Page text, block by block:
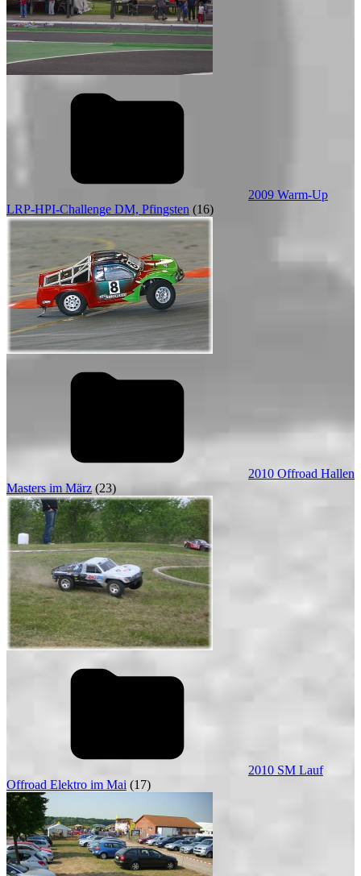
2009 Warm-Up
LRP-HPI-Challenge DM, Pfingsten (16)
2010 Offroad Hallen
Masters im März (23)
2010 SM Lauf
Offroad Elektro im Mai (17)